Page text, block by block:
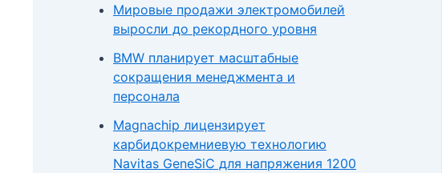
Мировые продажи электромобилей
выросли до рекордного уровня
BMW планирует масштабные
сокращения менеджмента и
персонала
Magnachip лицензирует
карбидокремниевую технологию
Navitas GeneSiC для напряжения 1200